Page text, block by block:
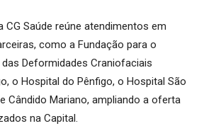
CG Saúde reúne atendimentos em
como a Fundação para o
Deformidades Craniofaciais
o Hospital do Pênfigo, o Hospital São
Cândido Mariano, ampliando a oferta
na Capital.